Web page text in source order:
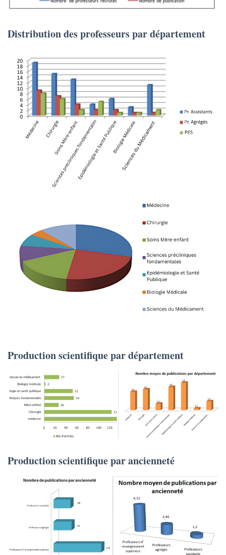
Distribution des professeurs par département
Production scientifique par département
Production scientifique par ancienneté